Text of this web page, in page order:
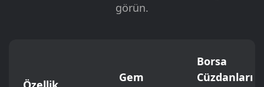
görün.
Gem
Borsa
Cüzdanları